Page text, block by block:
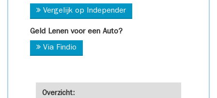
Overzicht:
Vergelijk op Independer
Geld Lenen voor een Auto?
Via Findio